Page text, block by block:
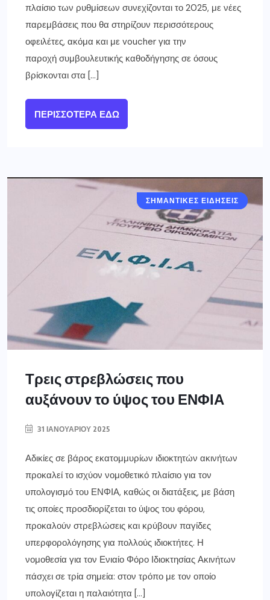
πλαίσιο των ρυθμίσεων συνεχίζονται το 2025, με νέες
παρεμβάσεις που θα στηρίζουν περισσότερους
οφειλέτες, ακόμα και με voucher για την
παροχή συμβουλευτικής καθοδήγησης σε όσους
βρίσκονται στα […]
ΠΕΡΙΣΣΌΤΕΡΑ ΕΔΏ
ΕΛΛΑΔΑ
ΣΗΜΑΝΤΙΚΈΣ ΕΙΔΉΣΕΙΣ
Τρεις στρεβλώσεις που
αυξάνουν το ύψος του ΕΝΦΙΑ
31 ΙΑΝΟΥΑΡΊΟΥ 2025
Αδικίες σε βάρος εκατομμυρίων ιδιοκτητών ακινήτων
προκαλεί το ισχύον νομοθετικό πλαίσιο για τον
υπολογισμό του ΕΝΦΙΑ, καθώς οι διατάξεις, με βάση
τις οποίες προσδιορίζεται το ύψος του φόρου,
προκαλούν στρεβλώσεις και κρύβουν παγίδες
υπερφορολόγησης για πολλούς ιδιοκτήτες. Η
νομοθεσία για τον Ενιαίο Φόρο Ιδιοκτησίας Ακινήτων
πάσχει σε τρία σημεία: στον τρόπο με τον οποίο
υπολογίζεται η παλαιότητα […]